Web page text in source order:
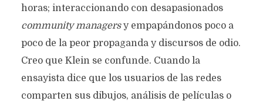
horas; interaccionando con desapasionados
community managersy empapándonos poco a
poco de la peor propaganda y discursos de odio.
Creo que Klein se confunde. Cuando la
ensayista dice que los usuarios de las redes
comparten sus dibujos, análisis de películas o